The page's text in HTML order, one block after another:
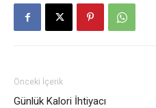
Önceki İçerik
Günlük Kalori İhtiyacı